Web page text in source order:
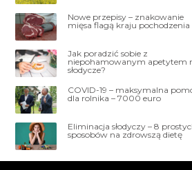
Nowe przepisy – znakowanie
mięsa flagą kraju pochodzenia
Jak poradzić sobie z
niepohamowanym apetytem
słodycze?
COVID-19 – maksymalna
dla rolnika – 7000 euro
Eliminacja słodyczy – 8
sposobów na zdrowszą dietę